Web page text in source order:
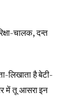
चालक, दन्त
लिखाता है बेटी-
में तू आसरा इन